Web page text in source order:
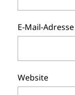
E-Mail-Adresse
Website